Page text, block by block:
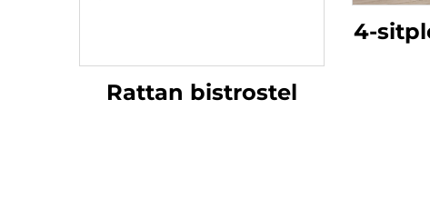
Rattan bistrostel
4-